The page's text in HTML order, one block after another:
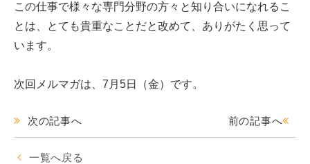
この仕事で様々な専門分野の方々と知り合いになれるこ
とは、とても貴重なことだと改めて、ありがたく思って
います。
次回メルマガは、7月5日（金）です。
前の記事へ
次の記事へ
一覧へ戻る